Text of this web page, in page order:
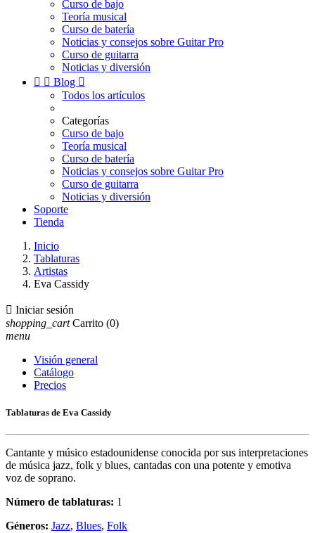
Curso de bajo
Teoría musical
Curso de batería
Noticias y consejos sobre Guitar Pro
Curso de guitarra
Noticias y diversión
  Blog 
Todos los artículos
Categorías
Curso de bajo
Teoría musical
Curso de batería
Noticias y consejos sobre Guitar Pro
Curso de guitarra
Noticias y diversión
Soporte
Tienda
Inicio
Tablaturas
Artistas
Eva Cassidy
 Iniciar sesión
shopping_cart Carrito (0)
menu
Visión general
Catálogo
Precios
Tablaturas de Eva Cassidy
Cantante y músico estadounidense conocida por sus interpretaciones
de música jazz, folk y blues, cantadas con una potente y emotiva
voz de soprano.
Número de tablaturas: 1
Géneros: Jazz, Blues, Folk